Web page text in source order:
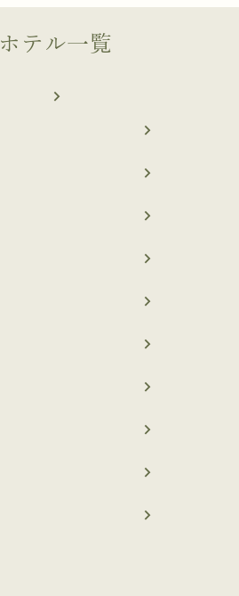
ホテル一覧
navigate_next
navigate_next
navigate_next
navigate_next
navigate_next
navigate_next
navigate_next
navigate_next
navigate_next
navigate_next
navigate_next